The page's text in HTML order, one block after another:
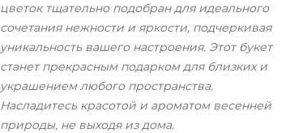
цветок тщательно подобран для идеального
сочетания нежности и яркости, подчеркивая
уникальность вашего настроения. Этот букет
станет прекрасным подарком для близких и
украшением любого пространства.
Насладитесь красотой и ароматом весенней
природы, не выходя из дома.